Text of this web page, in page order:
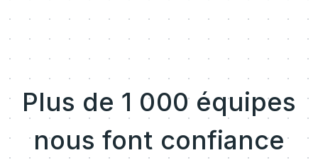
Plus de 1 000 équipes
nous font confiance